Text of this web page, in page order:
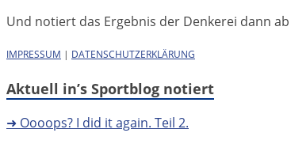
Und notiert das Ergebnis der Denkerei dann
IMPRESSUM | DATENSCHUTZERKLÄRUNG
Aktuell in’s Sportblog notiert
➜ Oooops? I did it again. Teil 2.